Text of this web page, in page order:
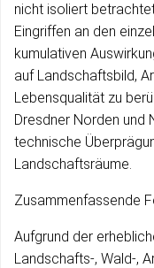
nicht isoliert
Eingriffen an den
kumulativen
auf Landschaftsbild,
Lebensqualität zu
Dresdner Norden und
technische
Landschaftsräume.
Zusammenfassende
Aufgrund der
Landschafts-, Wald-,